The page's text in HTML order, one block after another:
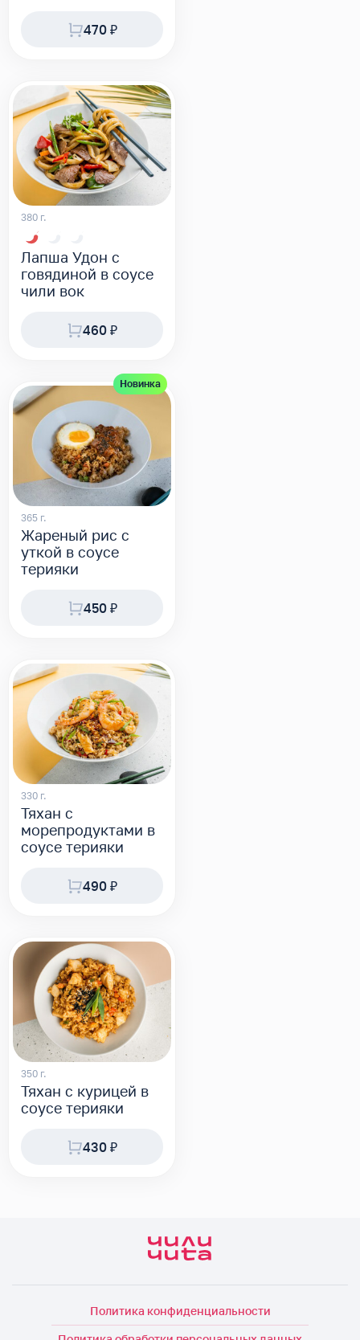
470 ₽
380 г.
Лапша Удон с
говядиной в соусе
чили вок
460 ₽
Новинка
365 г.
Жареный рис с
уткой в соусе
терияки
450 ₽
330 г.
Тяхан с
морепродуктами в
соусе терияки
490 ₽
350 г.
Тяхан с курицей в
соусе терияки
430 ₽
Политика конфиденциальности